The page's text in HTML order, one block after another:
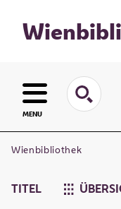
MENU
Wienbibliothek
TITEL